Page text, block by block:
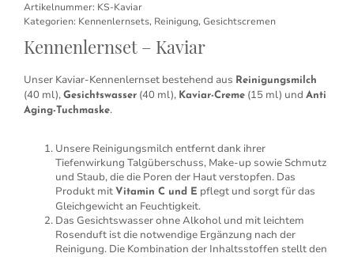
Artikelnummer: KS-Kaviar
Kategorien: Kennenlernsets, Reinigung, Gesichtscremen
Kennenlernset – Kaviar
Unser Kaviar-Kennenlernset bestehend aus Reinigungsmilch
(40 ml), Gesichtswasser (40 ml), Kaviar-Creme (15 ml) und Anti
Aging-Tuchmaske.
Unsere Reinigungsmilch entfernt dank ihrer
Tiefenwirkung Talgüberschuss, Make-up sowie Schmutz
und Staub, die die Poren der Haut verstopfen. Das
Produkt mit Vitamin C und E pflegt und sorgt für das
Gleichgewicht an Feuchtigkeit.
Das Gesichtswasser ohne Alkohol und mit leichtem
Rosenduft ist die notwendige Ergänzung nach der
Reinigung. Die Kombination der Inhaltsstoffen stellt den